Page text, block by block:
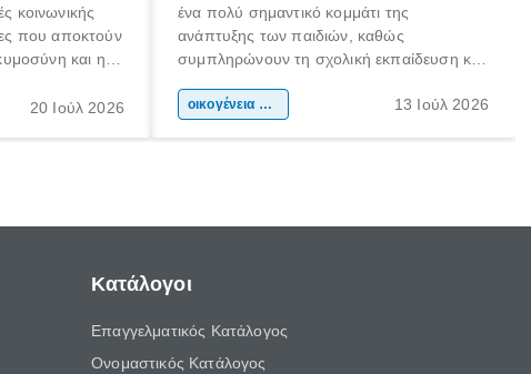
κοινωνικής
που αποκτούν
και η
κάθε
20 Ιούλ 2026
ένα πολύ σημαντικό κομμάτι της
ανάπτυξης των παιδιών, καθώς
συμπληρώνουν τη σχολική εκπαίδευση και
της προσωπικότητας, της κοινωνικότητας
οικογένεια & παιδί 13 Ιούλ 2026
Κατάλογοι
Επαγγελματικός Κατάλογος
Ονομαστικός Κατάλογος